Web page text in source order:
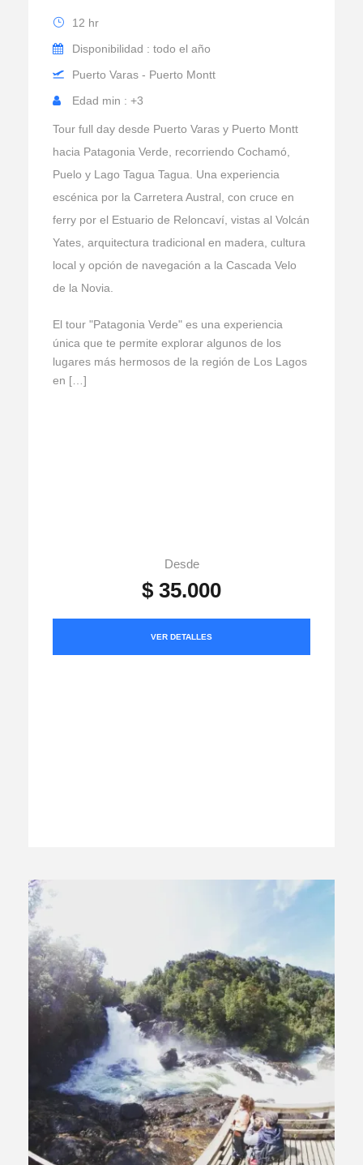
12 hr
Disponibilidad : todo el año
Puerto Varas - Puerto Montt
Edad min : +3
Tour full day desde Puerto Varas y Puerto Montt
hacia Patagonia Verde, recorriendo Cochamó,
Puelo y Lago Tagua Tagua. Una experiencia
escénica por la Carretera Austral, con cruce en
ferry por el Estuario de Reloncaví, vistas al Volcán
Yates, arquitectura tradicional en madera, cultura
local y opción de navegación a la Cascada Velo
de la Novia.
El tour "Patagonia Verde" es una experiencia
única que te permite explorar algunos de los
lugares más hermosos de la región de Los Lagos
en […]
Desde
$ 35.000
VER DETALLES